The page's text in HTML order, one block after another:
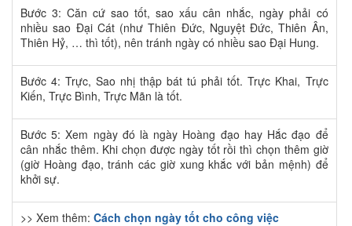
Bước 3: Căn cứ sao tốt, sao xấu cân nhắc, ngày phải có
nhiều sao Đại Cát (như Thiên Đức, Nguyệt Đức, Thiên Ân,
Thiên Hỷ, … thì tốt), nên tránh ngày có nhiều sao Đại Hung.
Bước 4: Trực, Sao nhị thập bát tú phải tốt. Trực Khai, Trực
Kiến, Trực Bình, Trực Mãn là tốt.
Bước 5: Xem ngày đó là ngày Hoàng đạo hay Hắc đạo để
cân nhắc thêm. Khi chọn được ngày tốt rồi thì chọn thêm giờ
(giờ Hoàng đạo, tránh các giờ xung khắc với bản mệnh) để
khởi sự.
>> Xem thêm: Cách chọn ngày tốt cho công việc